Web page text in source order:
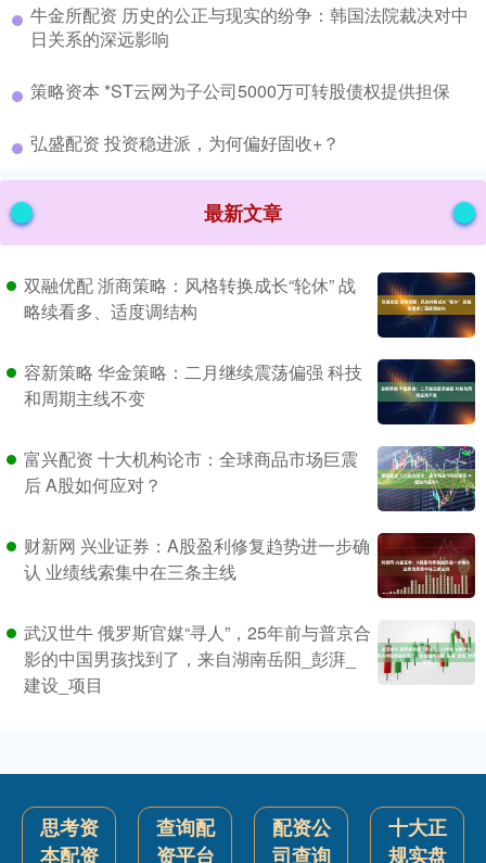
​牛金所配资 历史的公正与现实的纷争：韩国法院裁决对中
日关系的深远影响
​策略资本 *ST云网为子公司5000万可转股债权提供担保
​弘盛配资 投资稳进派，为何偏好固收+？
最新文章
双融优配 浙商策略：风格转换成长“轮休” 战
略续看多、适度调结构
容新策略 华金策略：二月继续震荡偏强 科技
和周期主线不变
富兴配资 十大机构论市：全球商品市场巨震
后 A股如何应对？
财新网 兴业证券：A股盈利修复趋势进一步确
认 业绩线索集中在三条主线
武汉世牛 俄罗斯官媒“寻人”，25年前与普京合
影的中国男孩找到了，来自湖南岳阳_彭湃_
建设_项目
思考资
本配资
查询配
资平台
配资公
司查询
十大正
规实盘